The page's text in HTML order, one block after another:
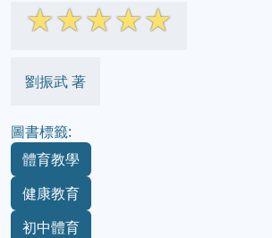
☆☆☆☆☆
劉振武 著
圖書標籤:
體育教學
健康教育
初中體育